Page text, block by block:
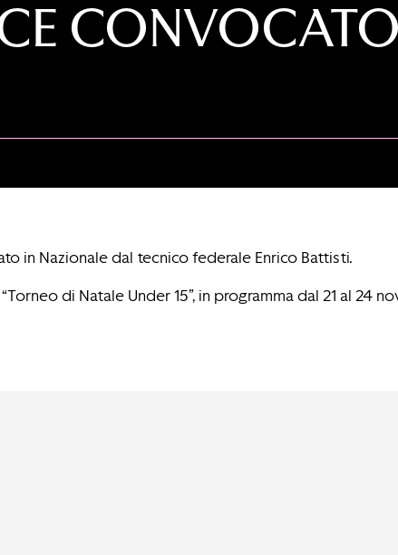
in Nazionale dal tecnico federale Enrico Battisti.
di Natale Under 15”, in programma dal 21 al 24